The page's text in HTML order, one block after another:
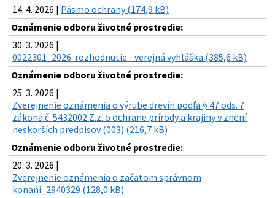
14. 4. 2026 | Pásmo ochrany (174,9 kB)
Oznámenie odboru životné prostredie:
30. 3. 2026 |
0022301_2026-rozhodnutie - verejná vyhláška (385,6 kB)
Oznámenie odboru životné prostredie:
25. 3. 2026 |
Zverejnenie oznámenia o výrube drevín podľa § 47 ods. 7
zákona č. 5432002 Z.z. o ochrane prírody a krajiny v znení
neskorších predpisov (003) (216,7 kB)
Oznámenie odboru životné prostredie:
20. 3. 2026 |
Zverejnenie oznámenia o začatom správnom
konaní_2940329 (128,0 kB)